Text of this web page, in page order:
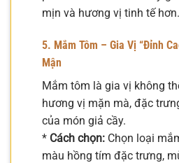
mịn và hương vị tinh tế hơn.
5. Mắm Tôm – Gia Vị “Đỉnh
Mận
Mắm tôm là gia vị không
hương vị mặn mà, đặc
của món giả cầy.
* Cách chọn: Chọn loại
màu hồng tím đặc trưng,